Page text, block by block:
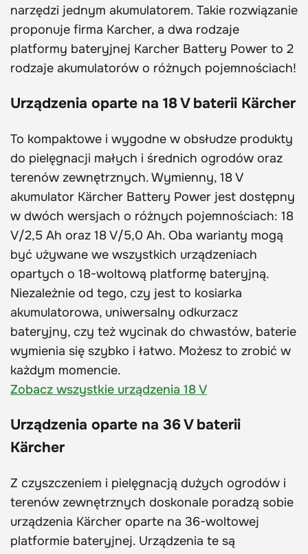
narzędzi jednym akumulatorem. Takie rozwiązanie
proponuje firma Karcher, a dwa rodzaje
platformy bateryjnej Karcher Battery Power to 2
rodzaje akumulatorów o różnych pojemnościach!
Urządzenia oparte na 18 V baterii Kärcher
To kompaktowe i wygodne w obsłudze produkty
do pielęgnacji małych i średnich ogrodów oraz
terenów zewnętrznych. Wymienny, 18 V
akumulator Kärcher Battery Power jest dostępny
w dwóch wersjach o różnych pojemnościach: 18
V/2,5 Ah oraz 18 V/5,0 Ah. Oba warianty mogą
być używane we wszystkich urządzeniach
opartych o 18-woltową platformę bateryjną.
Niezależnie od tego, czy jest to kosiarka
akumulatorowa, uniwersalny odkurzacz
bateryjny, czy też wycinak do chwastów, baterie
wymienia się szybko i łatwo. Możesz to zrobić w
każdym momencie.
Zobacz wszystkie urządzenia 18 V
Urządzenia oparte na 36 V baterii
Kärcher
Z czyszczeniem i pielęgnacją dużych ogrodów i
terenów zewnętrznych doskonale poradzą sobie
urządzenia Kärcher oparte na 36-woltowej
platformie bateryjnej. Urządzenia te są